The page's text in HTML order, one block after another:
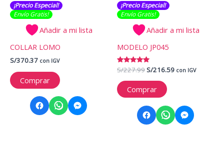
¡Precio Especial!
Envío Gratis​​​!
Añadir a mi lista
COLLAR LOMO
S/370.37 con IGV
Comprar
¡Precio Especial!
Envío Gratis​​​!
Añadir a mi lista
MODELO JP045
Valorado
con
5.00
de 5
S/227.99El
original
era:
S/216.59Elcon IGV
Comprar